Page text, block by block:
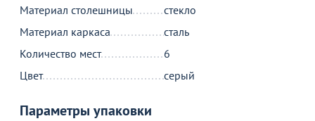
Материал столешницы
стекло
Материал каркаса
сталь
Количество мест
6
Цвет
серый
Параметры упаковки
Распродажа
1 650 ₽
Распродажа